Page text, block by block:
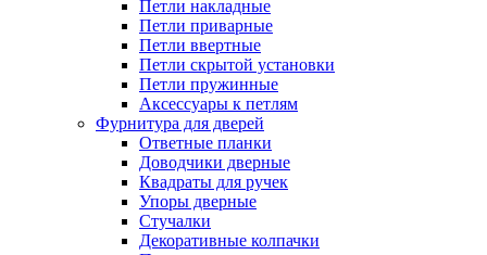
Петли накладные
Петли приварные
Петли ввертные
Петли скрытой установки
Петли пружинные
Аксессуары к петлям
Фурнитура для дверей
Ответные планки
Доводчики дверные
Квадраты для ручек
Упоры дверные
Стучалки
Декоративные колпачки